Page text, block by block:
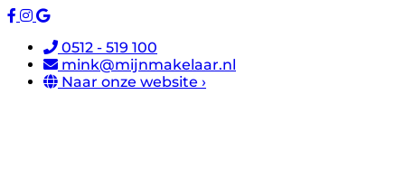
0512 - 519 100
mink@mijnmakelaar.nl
Naar onze website ›